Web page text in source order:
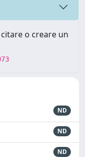
o creare un
ND
ND
ND